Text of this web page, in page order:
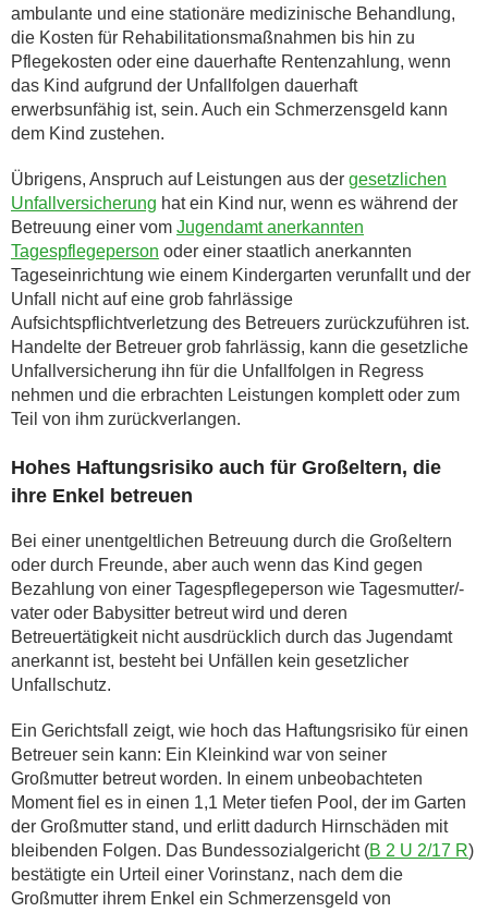
ambulante und eine stationäre medizinische Behandlung,
die Kosten für Rehabilitationsmaßnahmen bis hin zu
Pflegekosten oder eine dauerhafte Rentenzahlung, wenn
das Kind aufgrund der Unfallfolgen dauerhaft
erwerbsunfähig ist, sein. Auch ein Schmerzensgeld kann
dem Kind zustehen.
Übrigens, Anspruch auf Leistungen aus der gesetzlichen
Unfallversicherung hat ein Kind nur, wenn es während der
Betreuung einer vom Jugendamt anerkannten
Tagespflegeperson oder einer staatlich anerkannten
Tageseinrichtung wie einem Kindergarten verunfallt und der
Unfall nicht auf eine grob fahrlässige
Aufsichtspflichtverletzung des Betreuers zurückzuführen ist.
Handelte der Betreuer grob fahrlässig, kann die gesetzliche
Unfallversicherung ihn für die Unfallfolgen in Regress
nehmen und die erbrachten Leistungen komplett oder zum
Teil von ihm zurückverlangen.
Hohes Haftungsrisiko auch für Großeltern, die
ihre Enkel betreuen
Bei einer unentgeltlichen Betreuung durch die Großeltern
oder durch Freunde, aber auch wenn das Kind gegen
Bezahlung von einer Tagespflegeperson wie Tagesmutter/-
vater oder Babysitter betreut wird und deren
Betreuertätigkeit nicht ausdrücklich durch das Jugendamt
anerkannt ist, besteht bei Unfällen kein gesetzlicher
Unfallschutz.
Ein Gerichtsfall zeigt, wie hoch das Haftungsrisiko für einen
Betreuer sein kann: Ein Kleinkind war von seiner
Großmutter betreut worden. In einem unbeobachteten
Moment fiel es in einen 1,1 Meter tiefen Pool, der im Garten
der Großmutter stand, und erlitt dadurch Hirnschäden mit
bleibenden Folgen. Das Bundessozialgericht (B 2 U 2/17 R)
bestätigte ein Urteil einer Vorinstanz, nach dem die
Großmutter ihrem Enkel ein Schmerzensgeld von